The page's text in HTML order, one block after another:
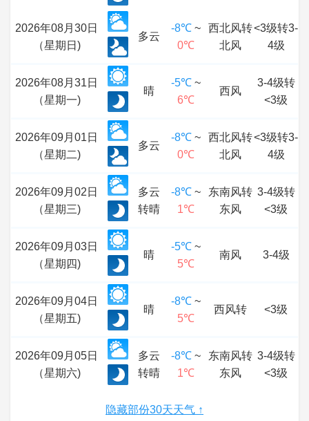
2026年08月30日
（星期日)
多云
-8℃~
0℃
西北风转
北风
<3级转3-
4级
2026年08月31日
（星期一)
晴
-5℃~
6℃
西风
3-4级转
<3级
2026年09月01日
（星期二)
多云
-8℃~
0℃
西北风转
北风
<3级转3-
4级
2026年09月02日
（星期三)
多云
转晴
-8℃~
1℃
东南风转
东风
3-4级转
<3级
2026年09月03日
（星期四)
晴
-5℃~
5℃
南风 3-4级
2026年09月04日
（星期五)
晴
-8℃~
5℃
西风转 <3级
2026年09月05日
（星期六)
多云
转晴
-8℃~
1℃
东南风转
东风
3-4级转
<3级
隐藏部份30天天气 ↑